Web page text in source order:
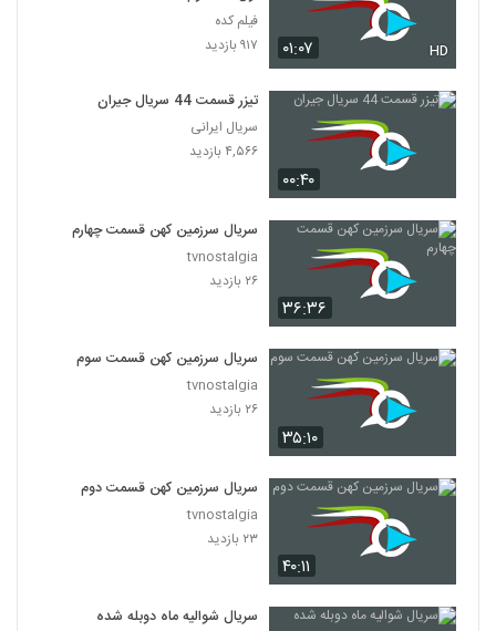
۰۱:۰۷ HD
فیلم کده
۹۱۷ بازدید
۰۰:۴۰
تیزر قسمت 44 سریال جیران
سریال ایرانی
۴,۵۶۶ بازدید
۳۶:۳۶
سریال سرزمین کهن قسمت چهارم
tvnostalgia
۲۶ بازدید
۳۵:۱۰
سریال سرزمین کهن قسمت سوم
tvnostalgia
۲۶ بازدید
۴۰:۱۱
سریال سرزمین کهن قسمت دوم
tvnostalgia
۲۳ بازدید
سریال شوالیه ماه دوبله شده